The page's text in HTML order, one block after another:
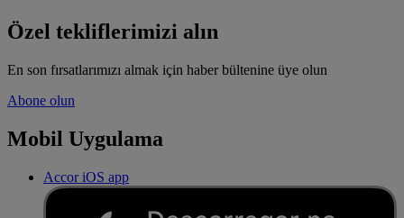
Özel tekliflerimizi alın
En son fırsatlarımızı almak için haber bültenine üye olun
Abone olun
Mobil Uygulama
Accor iOS app